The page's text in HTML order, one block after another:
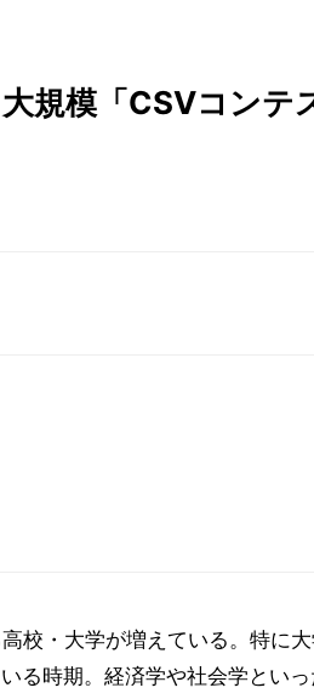
規模「CSVコンテ
校・大学が増えている。特に
る時期。経済学や社会学とい